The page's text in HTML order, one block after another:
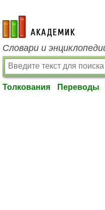
academic.ru
Словари и
Толкования Переводы